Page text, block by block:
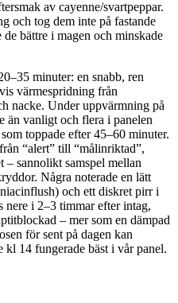
av cayenne/svartpeppar.
och tog dem inte på fastande
bättre i magen och minskade
minuter: en snabb, ren
värmespridning från
nacke. Under uppvärmning på
än vanligt och flera i panelen
toppade efter 45–60 minuter.
“alert” till “målinriktad”,
– sannolikt samspel mellan
Några noterade en lätt
och ett diskret pirr i
i 2–3 timmar efter intag,
– mer som en dämpad
för sent på dagen kan
kl 14 fungerade bäst i vår panel.